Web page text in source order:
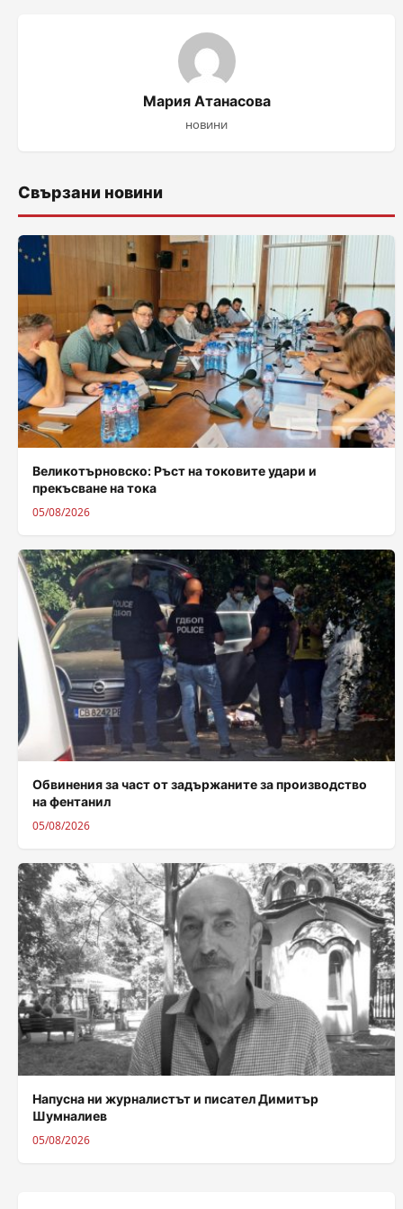
Мария Атанасова
новини
Свързани новини
Великотърновско: Ръст на токовите удари и
прекъсване на тока
05/08/2026
Обвинения за част от задържаните за производство
на фентанил
05/08/2026
Напусна ни журналистът и писател Димитър
Шумналиев
05/08/2026